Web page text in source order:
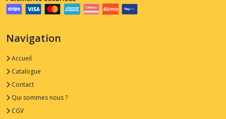
Navigation
Accueil
Catalogue
Contact
Qui sommes nous ?
CGV